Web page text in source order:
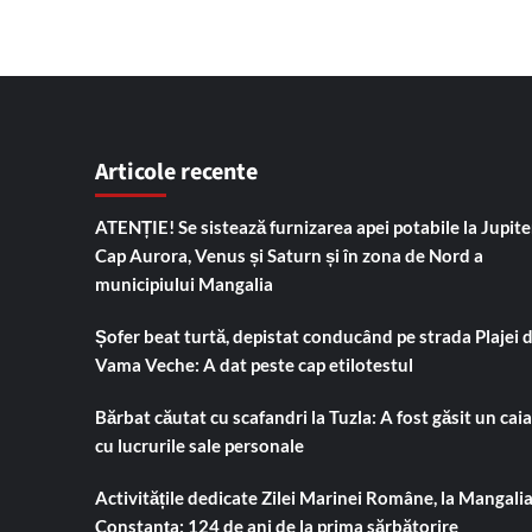
Articole recente
ATENȚIE! Se sistează furnizarea apei potabile la
Cap Aurora, Venus și Saturn și în zona de Nord a
municipiului Mangalia
Șofer beat turtă, depistat conducând pe strada Plajei
Vama Veche: A dat peste cap etilotestul
Bărbat căutat cu scafandri la Tuzla: A fost găsit un
cu lucrurile sale personale
Activitățile dedicate Zilei Marinei Române, la
Constanța: 124 de ani de la prima sărbătorire